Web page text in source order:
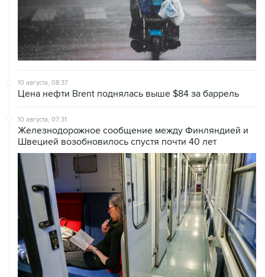
10 августа, 08:37
Цена нефти Brent поднялась выше $84 за баррель
10 августа, 07:31
Железнодорожное сообщение между Финляндией и
Швецией возобновилось спустя почти 40 лет